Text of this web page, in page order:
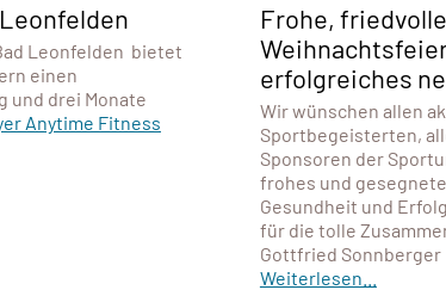
Leonfelden bietet
einen
und drei Monate
Anytime Fitness
Frohe, friedvolle
erfolgreiches
Wir wünschen allen
Sportbegeisterten,
Sponsoren der
frohes und
Gesundheit und
für die tolle
Gottfried Sonnberger
Weiterlesen...